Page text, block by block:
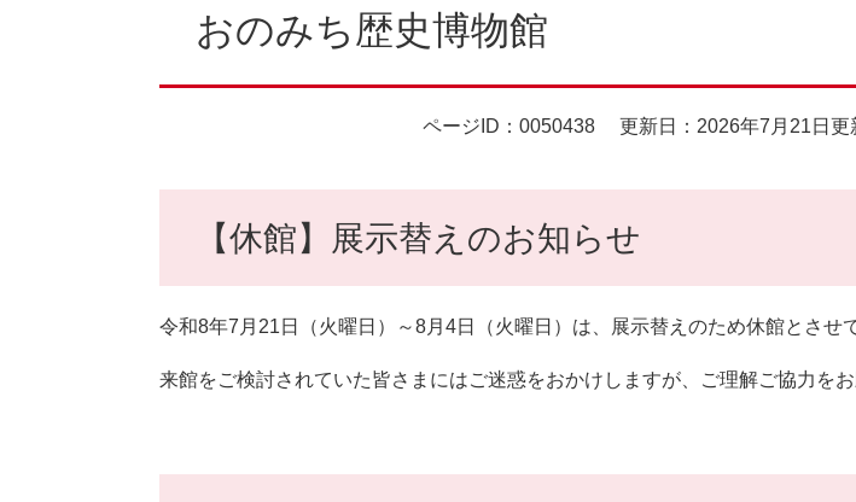
おのみち歴史博物館
ページID：0050438 更新日：2026年7月21日更
【休館】展示替えのお知らせ
令和8年7月21日（火曜日）～8月4日（火曜日）は、展示替えのため休館とさせ
来館をご検討されていた皆さまにはご迷惑をおかけしますが、ご理解ご協力をお